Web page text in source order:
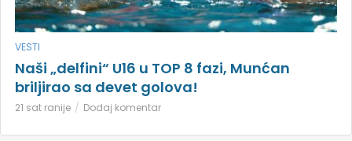
VESTI
Naši „delfini“ U16 u TOP 8 fazi, Munćan
briljirao sa devet golova!
21 sat ranije Dodaj komentar